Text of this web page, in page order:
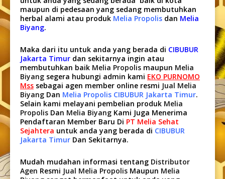
maupun di pedesaan yang sedang membutuhkan
herbal alami atau produk Melia Propolis dan Melia
Biyang.
Maka dari itu untuk anda yang berada di CIBUBUR
Jakarta Timur dan sekitarnya ingin atau
membutuhkan baik Melia Propolis maupun Melia
Biyang segera hubungi admin kami EKO PURNOMO
Mss sebagai agen member online resmi Jual Melia
Biyang Dan Melia Propolis CIBUBUR Jakarta Timur.
Selain kami melayani pembelian produk Melia
Propolis Dan Melia Biyang Kami Juga Menerima
Pendaftaran Member Baru Di PT Melia Sehat
Sejahtera untuk anda yang berada di CIBUBUR
Jakarta Timur Dan Sekitarnya.
Mudah mudahan informasi tentang Distributor
Agen Resmi Jual Melia Propolis Maupun Melia